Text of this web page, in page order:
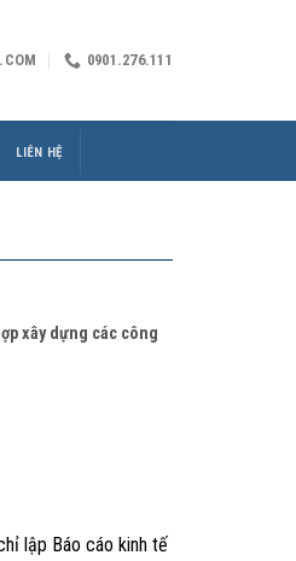
0901.276.111
LIÊN HỆ
xây dựng các công
lập Báo cáo kinh tế